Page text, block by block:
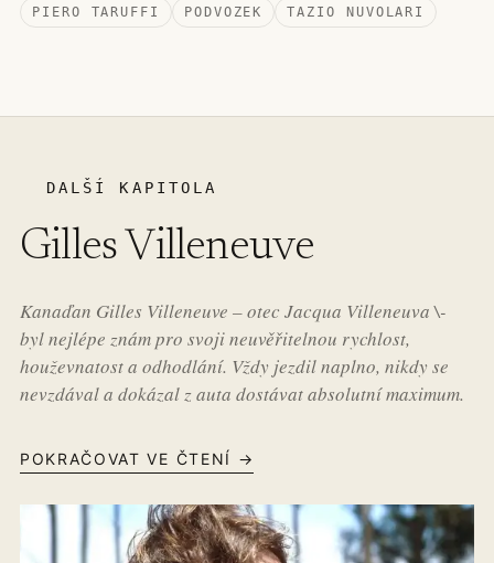
PIERO TARUFFI
PODVOZEK TAZIO NUVOLARI
DALŠÍ KAPITOLA
Gilles Villeneuve
Kanaďan Gilles Villeneuve – otec Jacqua Villeneuva \-
byl nejlépe znám pro svoji neuvěřitelnou rychlost,
houževnatost a odhodlání. Vždy jezdil naplno, nikdy se
nevzdával a dokázal z auta dostávat absolutní maximum.
POKRAČOVAT VE ČTENÍ →